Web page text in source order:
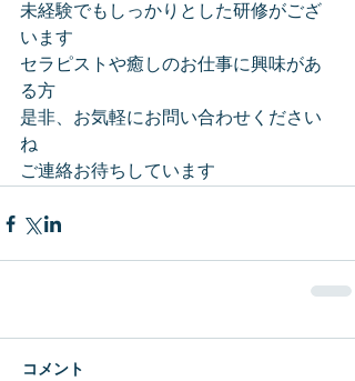
未経験でもしっかりとした研修がござ
います
セラピストや癒しのお仕事に興味があ
る方
是非、お気軽にお問い合わせください
ね
ご連絡お待ちしています
コメント